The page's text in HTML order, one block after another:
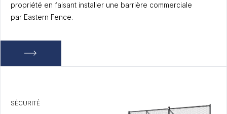
propriété en faisant installer une barrière commerciale
par Eastern Fence.
SÉCURITÉ